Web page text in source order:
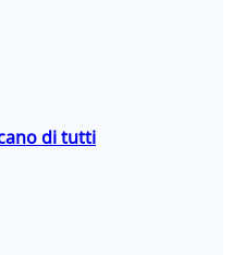
di tutti